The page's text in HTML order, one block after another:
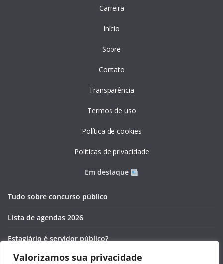
Valorizamos sua privacidade
Carreira
Início
Sobre
Contato
Transparência
Termos de uso
Política de cookies
Políticas de privacidade
Em destaque
Tudo sobre concurso público
Lista de agendas 2026
Estagiário é servidor público?
Pós-graduação gratuita 2026